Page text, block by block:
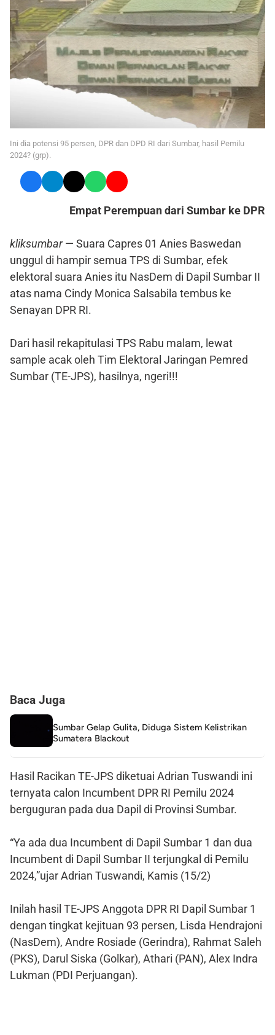
Ini dia potensi 95 persen, DPR dan DPD RI dari Sumbar, hasil Pemilu
2024? (grp).
Empat Perempuan dari Sumbar ke DPR
kliksumbar— Suara Capres 01 Anies Baswedan
unggul di hampir semua TPS di Sumbar, efek
elektoral suara Anies itu NasDem di Dapil Sumbar II
atas nama Cindy Monica Salsabila tembus ke
Senayan DPR RI.
Dari hasil rekapitulasi TPS Rabu malam, lewat
sample acak oleh Tim Elektoral Jaringan Pemred
Sumbar (TE-JPS), hasilnya, ngeri!!!
Baca Juga
Sumbar Gelap Gulita, Diduga Sistem Kelistrikan
Sumatera Blackout
Hasil Racikan TE-JPS diketuai Adrian Tuswandi ini
ternyata calon Incumbent DPR RI Pemilu 2024
berguguran pada dua Dapil di Provinsi Sumbar.
“Ya ada dua Incumbent di Dapil Sumbar 1 dan dua
Incumbent di Dapil Sumbar II terjungkal di Pemilu
2024,”ujar Adrian Tuswandi, Kamis (15/2)
Inilah hasil TE-JPS Anggota DPR RI Dapil Sumbar 1
dengan tingkat kejituan 93 persen, Lisda Hendrajoni
(NasDem), Andre Rosiade (Gerindra), Rahmat Saleh
(PKS), Darul Siska (Golkar), Athari (PAN), Alex Indra
Lukman (PDI Perjuangan).